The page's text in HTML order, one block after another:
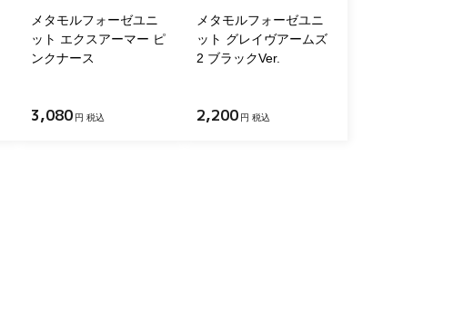
メタモルフォーゼユニ
ット エクスアーマー ピ
ンクナース
3,080 円 税込
メタモルフォーゼユニ
ット グレイヴアームズ
2 ブラックVer.
2,200 円 税込